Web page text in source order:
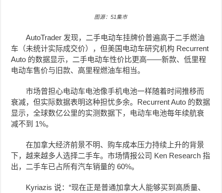
图源：51集市
AutoTrader 发现，二手电动车挂牌价普遍高于二手燃油
车（未统计实际成交价），但美国电动车研究机构 Recurrent
Auto 的数据显示，二手电动车性价比更高——新款、低里程
电动车售价与旧款、高里程燃油车相当。
市场曾担心电动车电池像手机电池一样随着时间推移而
衰减，但实际数据表明这种担忧多余。Recurrent Auto 的数据
显示，全球数亿公里的实测数据下，电动车电池每年续航衰
减不到 1%。
在加拿大经济前景不明、购车成本压力持续上升的背景
下，越来越多人选择二手车。市场情报公司 Ken Research 指
出，二手车已占所有汽车销量的 60%。
Kyriazis 说：“现在正是普通加拿大人能够买到高质量、